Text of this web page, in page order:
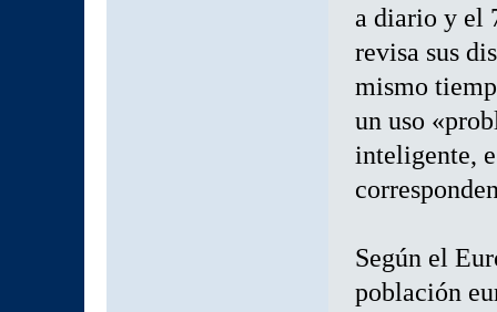
a diario y el
revisa sus
mismo
un uso
inteligente,
Según el
población